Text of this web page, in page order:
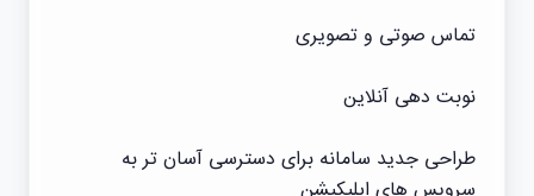
تماس صوتی و تصویری
نوبت دهی آنلاین
طراحی جدید سامانه برای دسترسی آسان تر به